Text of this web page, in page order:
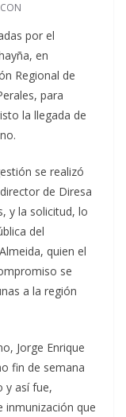
por el
en
Regional de
para
la llegada de
se realizó
de Diresa
y la solicitud, lo
del
quien el
se
a la región
Jorge Enrique
fin de semana
y así fue,
inmunización que